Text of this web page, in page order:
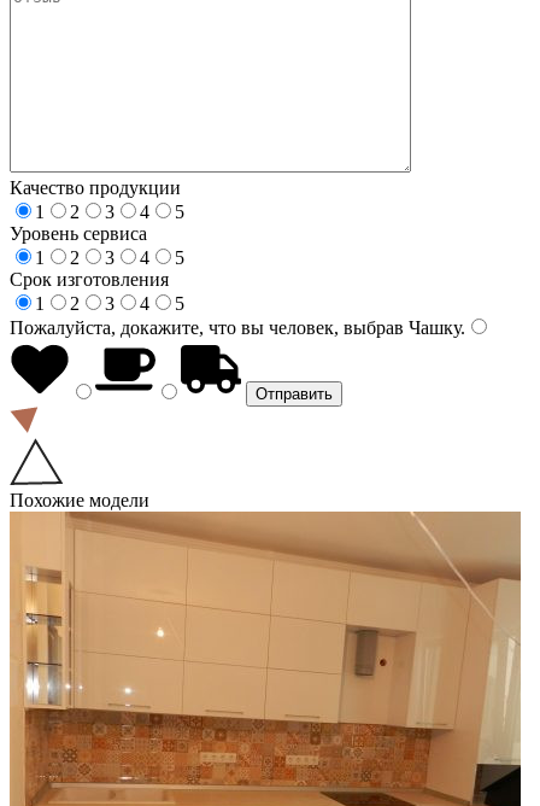
Качество продукции
1
2 3 4
5
Уровень сервиса
1
2 3 4
5
Срок изготовления
1
2 3 4
5
Пожалуйста, докажите, что вы человек, выбрав Чашку.
Похожие модели